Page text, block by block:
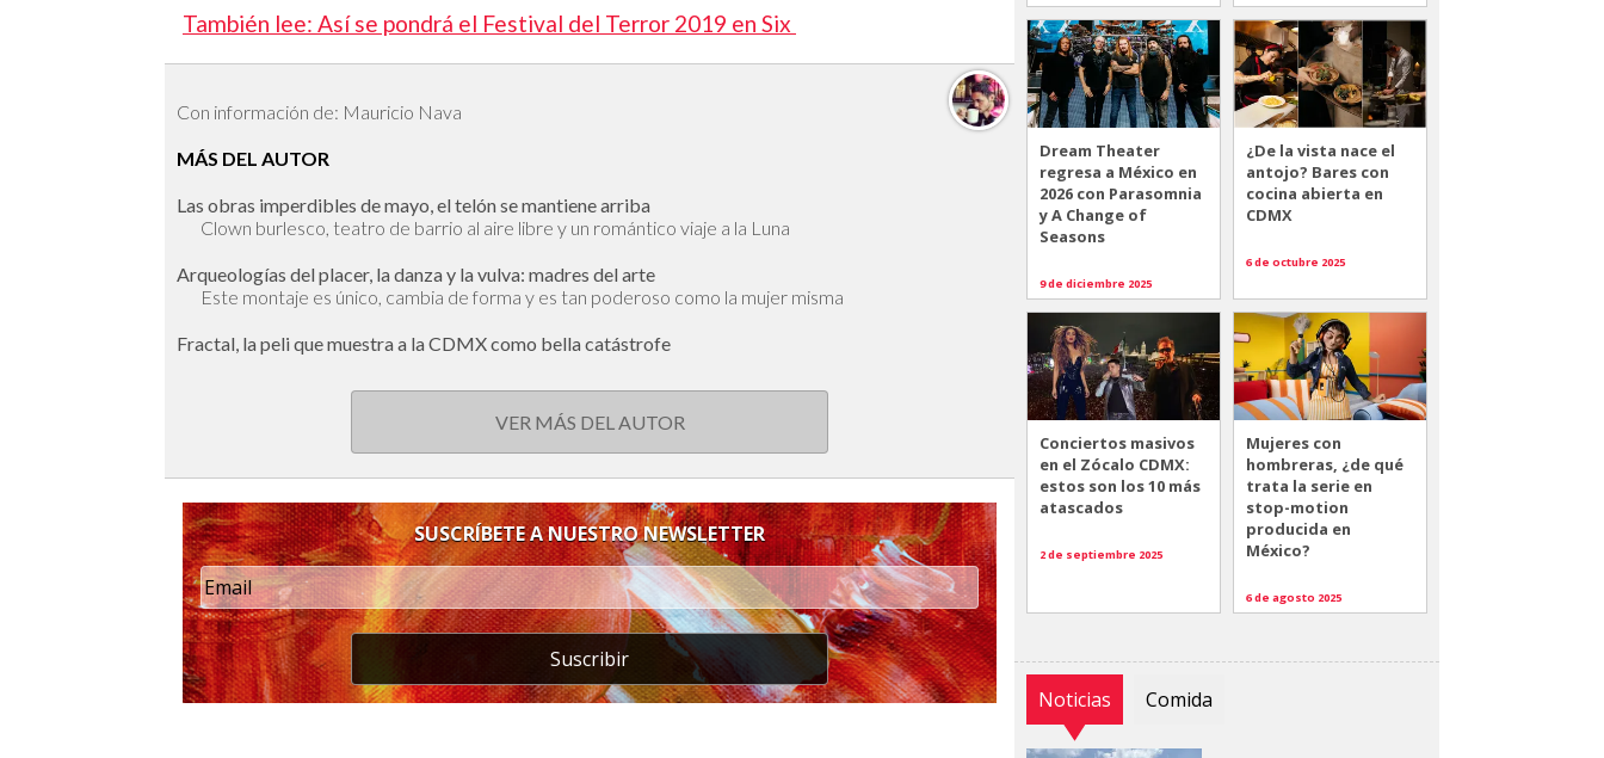
También lee: Así se pondrá el Festival del Terror 2019 en Six
Con información de: Mauricio Nava
MÁS DEL AUTOR
Las obras imperdibles de mayo, el telón se mantiene arriba
Clown burlesco, teatro de barrio al aire libre y un romántico viaje a la Luna
Arqueologías del placer, la danza y la vulva: madres del arte
Este montaje es único, cambia de forma y es tan poderoso como la mujer misma
Fractal, la peli que muestra a la CDMX como bella catástrofe
VER MÁS DEL AUTOR
SUSCRÍBETE A NUESTRO NEWSLETTER
Suscribir
Dream Theater
regresa a México en
2026 con Parasomnia
y A Change of
Seasons
9 de diciembre 2025
¿De la vista nace el
antojo? Bares con
cocina abierta en
CDMX
6 de octubre 2025
Conciertos masivos
en el Zócalo CDMX:
estos son los 10 más
atascados
2 de septiembre 2025
Mujeres con
hombreras, ¿de qué
trata la serie en
stop-motion
producida en
México?
6 de agosto 2025
Noticias Comida